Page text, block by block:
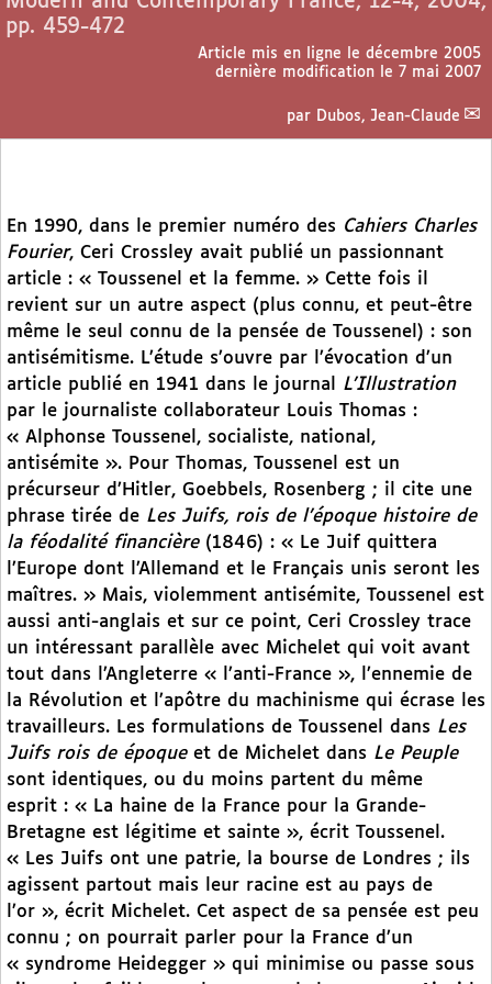
pp. 459-472
Article mis en ligne le décembre 2005
dernière modification le 7 mai 2007
par Dubos, Jean-Claude
En 1990, dans le premier numéro des Cahiers Charles
Fourier, Ceri Crossley avait publié un passionnant
article : « Toussenel et la femme. » Cette fois il
revient sur un autre aspect (plus connu, et peut-être
même le seul connu de la pensée de Toussenel) : son
antisémitisme. L’étude s’ouvre par l’évocation d’un
article publié en 1941 dans le journal L’Illustration
par le journaliste collaborateur Louis Thomas :
« Alphonse Toussenel, socialiste, national,
antisémite ». Pour Thomas, Toussenel est un
précurseur d’Hitler, Goebbels, Rosenberg ; il cite une
phrase tirée de Les Juifs, rois de l’époque histoire de
la féodalité financière (1846) : « Le Juif quittera
l’Europe dont l’Allemand et le Français unis seront les
maîtres. » Mais, violemment antisémite, Toussenel est
aussi anti-anglais et sur ce point, Ceri Crossley trace
un intéressant parallèle avec Michelet qui voit avant
tout dans l’Angleterre « l’anti-France », l’ennemie de
la Révolution et l’apôtre du machinisme qui écrase les
travailleurs. Les formulations de Toussenel dans Les
Juifs rois de époque et de Michelet dans Le Peuple
sont identiques, ou du moins partent du même
esprit : « La haine de la France pour la Grande-
Bretagne est légitime et sainte », écrit Toussenel.
« Les Juifs ont une patrie, la bourse de Londres ; ils
agissent partout mais leur racine est au pays de
l’or », écrit Michelet. Cet aspect de sa pensée est peu
connu ; on pourrait parler pour la France d’un
« syndrome Heidegger » qui minimise ou passe sous